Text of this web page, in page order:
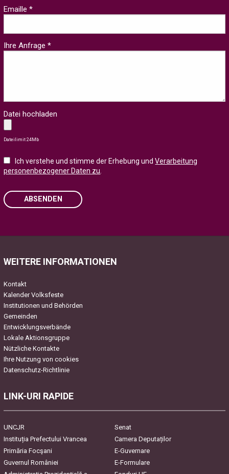
Emaille *
Ihre Anfrage *
Datei hochladen
Dateilimit 24Mb
Ich verstehe und stimme der Erhebung undVerarbeitung
personenbezogener Daten zu
ABSENDEN
WEITERE INFORMATIONEN
Kontakt
Kalender Volksfeste
Institutionen und Behörden
Gemeinden
Entwicklungsverbände
Lokale Aktionsgruppe
Nützliche Kontakte
Ihre Nutzung von cookies
Datenschutz-Richtlinie
LINK-URI RAPIDE
UNCJR
Senat
Instituția Prefectului Vrancea
Camera Deputaților
Primăria Focşani
E-Guvernare
Guvernul României
E-Formulare